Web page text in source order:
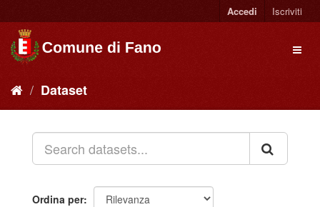
Accedi Iscriviti
Dataset
Ordina per